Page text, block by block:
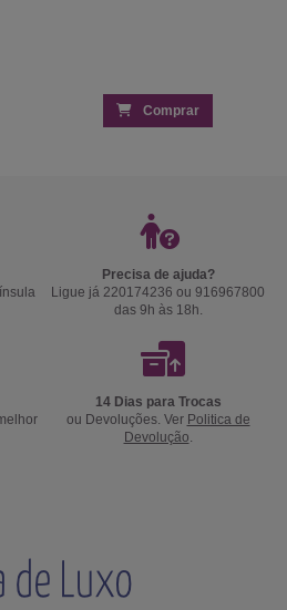
Comprar
Precisa de ajuda?
Ligue já 220174236 ou 916967800
das 9h às 18h.
14 Dias para Trocas
ou Devoluções. Ver Politica de
Devolução.